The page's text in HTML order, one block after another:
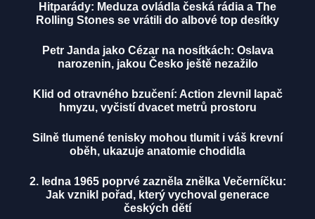
Hitparády: Meduza ovládla česká rádia a The
Rolling Stones se vrátili do albové top desítky
Petr Janda jako Cézar na nosítkách: Oslava
narozenin, jakou Česko ještě nezažilo
Klid od otravného bzučení: Action zlevnil lapač
hmyzu, vyčistí dvacet metrů prostoru
Silně tlumené tenisky mohou tlumit i váš krevní
oběh, ukazuje anatomie chodidla
2. ledna 1965 poprvé zazněla znělka Večerníčku:
Jak vznikl pořad, který vychoval generace
českých dětí